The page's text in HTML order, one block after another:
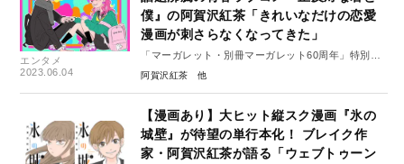
エンタメ
2023.06.04
僕』の阿賀沢紅茶「きれいなだけの恋愛
漫画が刺さらなくなってきた」
「マーガレット・別冊マーガレット60周年」特別イ
ンタビュー#6（後編）
阿賀沢紅茶
【漫画あり】大ヒット縦スク漫画『氷の
城壁』が待望の単行本化！ ブレイク作
家・阿賀沢紅茶が語る「ウェブトゥーン